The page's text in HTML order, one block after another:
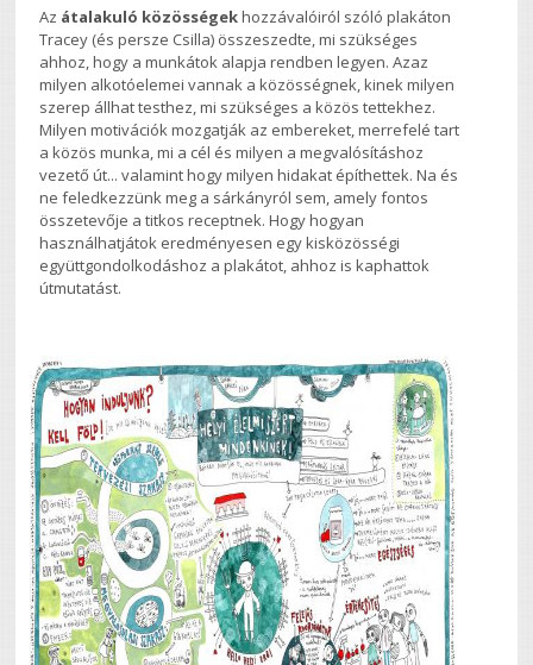
Az átalakuló közösségekhozzávalóiról szóló plakáton
Tracey (és persze Csilla) összeszedte, mi szükséges
ahhoz, hogy a munkátok alapja rendben legyen. Azaz
milyen alkotóelemei vannak a közösségnek, kinek milyen
szerep állhat testhez, mi szükséges a közös tettekhez.
Milyen motivációk mozgatják az embereket, merrefelé tart
a közös munka, mi a cél és milyen a megvalósításhoz
vezető út... valamint hogy milyen hidakat építhettek. Na és
ne feledkezzünk meg a sárkányról sem, amely fontos
összetevője a titkos receptnek. Hogy hogyan
használhatjátok eredményesen egy kisközösségi
együttgondolkodáshoz a plakátot, ahhoz is kaphattok
útmutatást.